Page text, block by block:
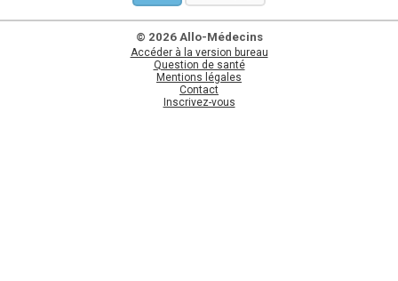
© 2026 Allo-Médecins
Accéder à la version bureau
Question de santé
Mentions légales
Contact
Inscrivez-vous